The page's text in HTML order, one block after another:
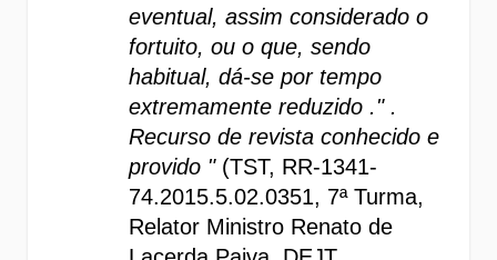
eventual, assim considerado o
fortuito, ou o que, sendo
habitual, dá-se por tempo
extremamente reduzido ." .
Recurso de revista conhecido e
provido " (TST, RR-1341-
74.2015.5.02.0351, 7ª Turma,
Relator Ministro Renato de